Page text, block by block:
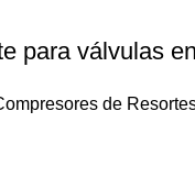
para válvulas
de